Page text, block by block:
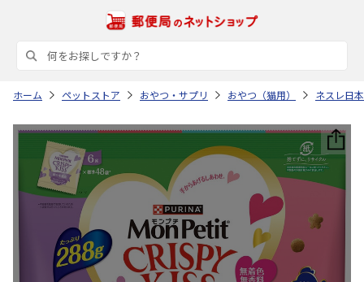
ホーム ペットストア おやつ・サプリ おやつ（猫用） ネスレ日